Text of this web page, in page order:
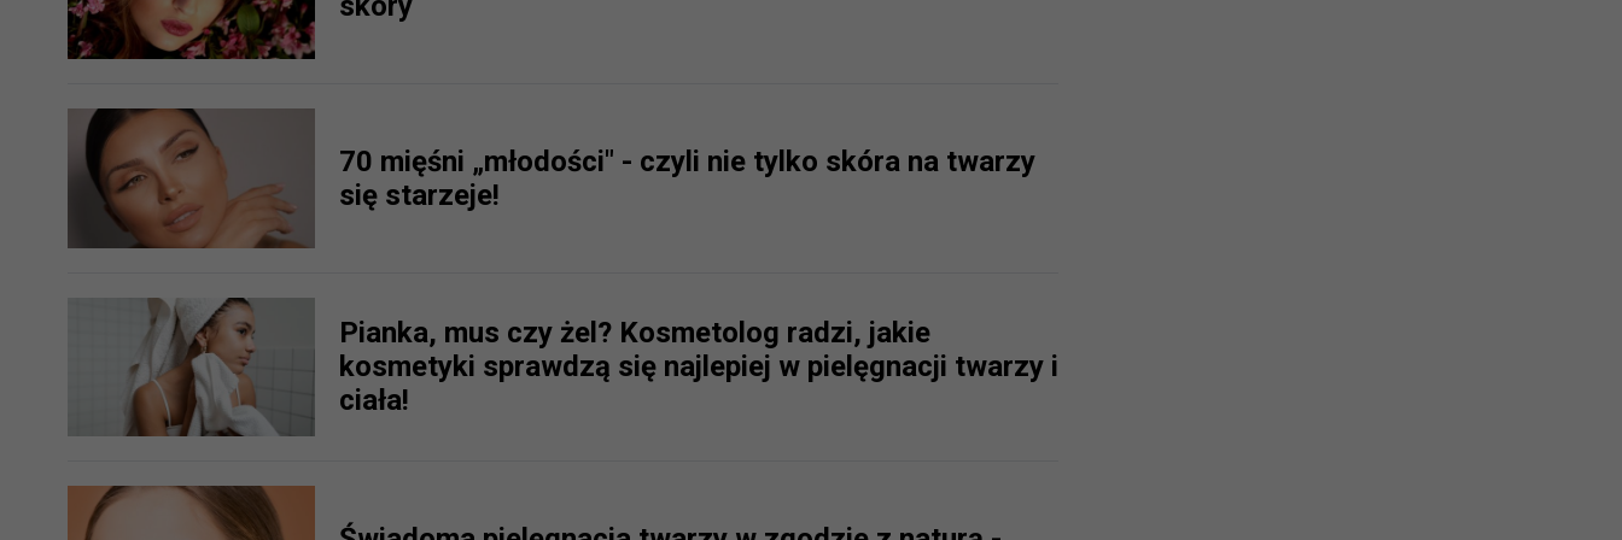
70 mięśni „młodości" - czyli nie tylko skóra na twarzy
się starzeje!
Pianka, mus czy żel? Kosmetolog radzi, jakie
kosmetyki sprawdzą się najlepiej w pielęgnacji twarzy i
ciała!
prawną dla pomiarów statystycznych i marketingu własnego administratorów jest tzw. uzasadniony interes administratora.
Przetwarzanie Twoich danych w celach marketingowych podmiotów trzecich będzie odbywać się na podstawie Twojej dobrowolnej